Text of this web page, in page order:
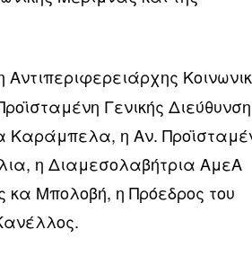
Αντιπεριφερειάρχης
Γενικής
Καράμπελα, η Αν.
η Διαμεσολαβήτρια ΑμεΑ
κα Μπολοβή, η Πρόεδρος του